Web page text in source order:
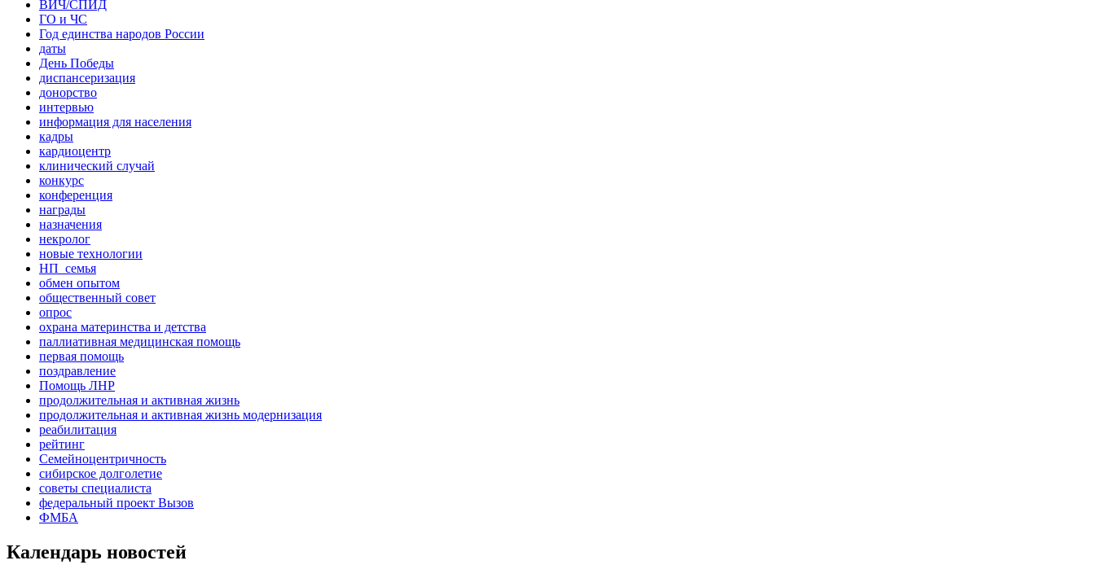
ВИЧ/СПИД
ГО и ЧС
Год единства народов России
даты
День Победы
диспансеризация
донорство
интервью
информация для населения
кадры
кардиоцентр
клинический случай
конкурс
конференция
награды
назначения
некролог
новые технологии
НП_семья
обмен опытом
общественный совет
опрос
охрана материнства и детства
паллиативная медицинская помощь
первая помощь
поздравление
Помощь ЛНР
продолжительная и активная жизнь
продолжительная и активная жизнь модернизация
реабилитация
рейтинг
Семейноцентричность
сибирское долголетие
советы специалиста
федеральный проект Вызов
ФМБА
Календарь новостей